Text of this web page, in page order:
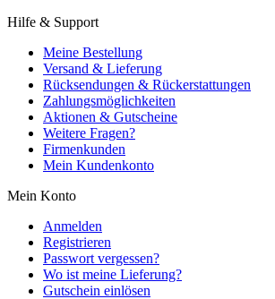
Hilfe & Support
Meine Bestellung
Versand & Lieferung
Rücksendungen & Rückerstattungen
Zahlungsmöglichkeiten
Aktionen & Gutscheine
Weitere Fragen?
Firmenkunden
Mein Kundenkonto
Mein Konto
Anmelden
Registrieren
Passwort vergessen?
Wo ist meine Lieferung?
Gutschein einlösen